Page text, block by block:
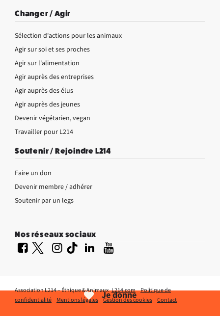
Je donne
Changer / Agir
Sélection d'actions pour les animaux
Agir sur soi et ses proches
Agir sur l'alimentation
Agir auprès des entreprises
Agir auprès des élus
Agir auprès des jeunes
Devenir végétarien, vegan
Travailler pour L214
Soutenir / Rejoindre L214
Faire un don
Devenir membre / adhérer
Soutenir par un legs
Nos réseaux sociaux
Association L214 – Éthique & AnimauxL214.com Politique de
confidentialité
Mentions légales Gestion des cookies Contact